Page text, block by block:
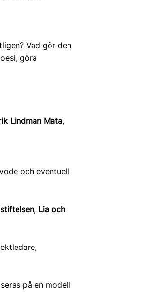
Vad gör den
göra
Lindman Mata,
och eventuell
, Lia och
på en modell